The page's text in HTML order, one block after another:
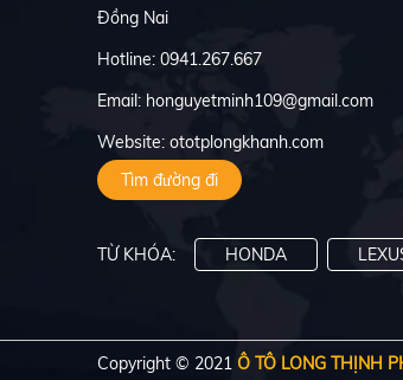
Đồng Nai
Hotline: 0941.267.667
Email: honguyetminh109@gmail.com
Website: ototplongkhanh.com
Tìm đường đi
TỪ KHÓA: HONDA
Copyright © 2021 Ô TÔ LONG THỊNH